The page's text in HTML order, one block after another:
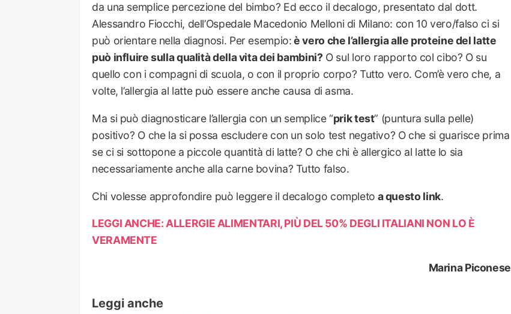
da una semplice percezione del bimbo? Ed ecco il decalogo, presentato dal dott.
Alessandro Fiocchi, dell’Ospedale Macedonio Melloni di Milano: con 10 vero/falso ci si
può orientare nella diagnosi. Per esempio:è vero che l’allergia alle proteine del latte
può influire sulla qualità della vita dei bambini? O sul loro rapporto col cibo? O su
quello con i compagni di scuola, o con il proprio corpo? Tutto vero. Com’è vero che, a
volte, l’allergia al latte può essere anche causa di asma.
Ma si può diagnosticare l’allergia con un semplice “prik test” (puntura sulla pelle)
positivo? O che la si possa escludere con un solo test negativo? O che si guarisce prima
se ci si sottopone a piccole quantità di latte? O che chi è allergico al latte lo sia
necessariamente anche alla carne bovina? Tutto falso.
Chi volesse approfondire può leggere il decalogo completo a questo link.
LEGGI ANCHE: ALLERGIE ALIMENTARI, PIÙ DEL 50% DEGLI ITALIANI NON LO È
VERAMENTE
Marina Piconese
Leggi anche